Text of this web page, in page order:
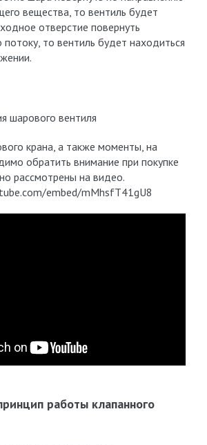
вещества, то вентиль будет
отверстие повернуть
потоку, то вентиль будет находиться
шарового вентиля
крана, а также моменты, на
обратить внимание при покупке
рассмотрены на видео.
embed/mMhsfT41gU8
работы клапанного